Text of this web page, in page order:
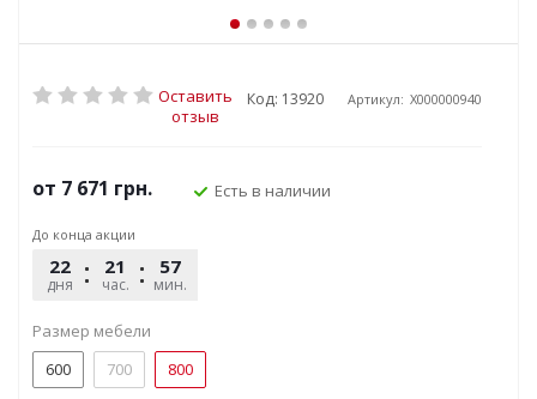
Оставить
отзыв
Код: 13920 Артикул: X000000940
от 7 671 грн. Есть в наличии
До конца акции
22
дня
21
час.
57
мин.
Размер мебели
600
700 800